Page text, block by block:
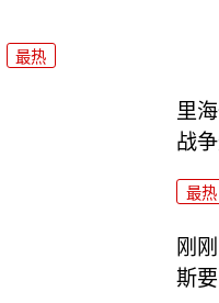
最热
里
战
最热
刚
斯